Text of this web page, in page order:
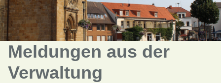
Meldungen aus der
Verwaltung